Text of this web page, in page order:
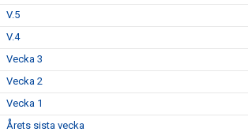
V.5
V.4
Vecka 3
Vecka 2
Vecka 1
Årets sista vecka